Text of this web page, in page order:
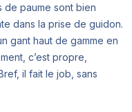
paume sont bien
dans la prise de guidon.
gant haut de gamme en
c’est propre,
il fait le job, sans